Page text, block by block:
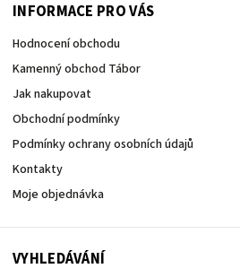
INFORMACE PRO VÁS
Hodnocení obchodu
Kamenný obchod Tábor
Jak nakupovat
Obchodní podmínky
Podmínky ochrany osobních údajů
Kontakty
Moje objednávka
VYHLEDÁVÁNÍ